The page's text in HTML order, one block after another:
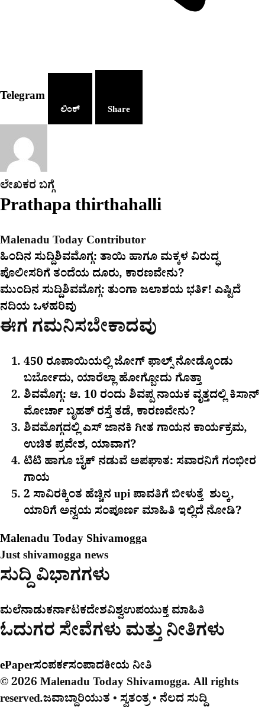
Telegram
ಲಿಂಕ್ Share
ಲೇಖಕರ ಬಗ್ಗೆ
Prathapa thirthahalli
Malenadu Today Contributor
ಹಿಂದಿನ ಸುದ್ದಿಶಿವಮೊಗ್ಗ: ತಾಯಿ ಹಾಗೂ ಮಕ್ಕಳ ವಿರುದ್ಧ
ಪೊಲೀಸರಿಗೆ ತಂದೆಯ ದೂರು, ಕಾರಣವೇನು?
ಮುಂದಿನ ಸುದ್ದಿಶಿವಮೊಗ್ಗ: ತುಂಗಾ ಜಲಾಶಯ ಭರ್ತಿ! ಎಷ್ಟಿದೆ
ನದಿಯ ಒಳಹರಿವು
ಈಗ ಗಮನಿಸಬೇಕಾದವು
450 ರೂಪಾಯಿಯಲ್ಲಿ ಜೋಗ್​ ಫಾಲ್ಸ್​ ನೋಡ್ಕೊಂಡು
ಬರ್ಬೋದು, ಯಾರೆಲ್ಲಾ ಹೋಗ್ಬೋದು ಗೊತ್ತಾ
ಶಿವಮೊಗ್ಗ: ಆ. 10 ರಂದು ಶಿವಪ್ಪ ನಾಯಕ ವೃತ್ತದಲ್ಲಿ ಕಿಸಾನ್
ಮೋರ್ಚಾ ಬೃಹತ್ ರಸ್ತೆ ತಡೆ, ಕಾರಣವೇನು?
ಶಿವಮೊಗ್ಗದಲ್ಲಿ ಎಸ್​ ಜಾನಕಿ ಗೀತ ಗಾಯನ ಕಾರ್ಯಕ್ರಮ,
ಉಚಿತ ಪ್ರವೇಶ, ಯಾವಾಗ?
ಟಿಟಿ ಹಾಗೂ ಬೈಕ್ ನಡುವೆ ಅಪಘಾತ: ಸವಾರನಿಗೆ ಗಂಭೀರ
ಗಾಯ
2 ಸಾವಿರಕ್ಕಿಂತ ಹೆಚ್ಚಿನ upi ಪಾವತಿಗೆ ಬೀಳುತ್ತೆ ಶುಲ್ಕ,
ಯಾರಿಗೆ ಅನ್ವಯ ಸಂಪೂರ್ಣ ಮಾಹಿತಿ ಇಲ್ಲಿದೆ ನೋಡಿ?
Malenadu Today Shivamogga
Just shivamogga news
ಸುದ್ದಿ ವಿಭಾಗಗಳು
ಮಲೆನಾಡುಕರ್ನಾಟಕದೇಶವಿಶ್ವಉಪಯುಕ್ತ ಮಾಹಿತಿ
ಓದುಗರ ಸೇವೆಗಳು ಮತ್ತು ನೀತಿಗಳು
ePaperಸಂಪರ್ಕಸಂಪಾದಕೀಯ ನೀತಿ
© 2026 Malenadu Today Shivamogga. All rights
reserved.ಜವಾಬ್ದಾರಿಯುತ • ಸ್ವತಂತ್ರ • ನೆಲದ ಸುದ್ದಿ